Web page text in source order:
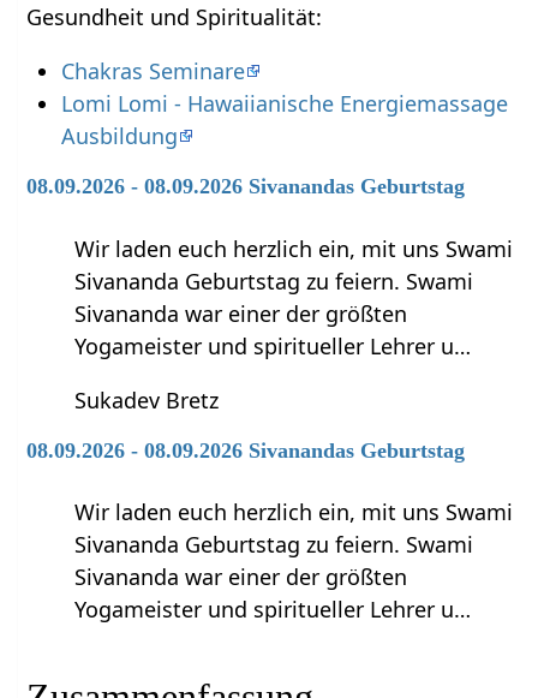
Gesundheit und Spiritualität:
Chakras Seminare
Lomi Lomi - Hawaiianische Energiemassage
Ausbildung
08.09.2026 - 08.09.2026 Sivanandas Geburtstag
Wir laden euch herzlich ein, mit uns Swami
Sivananda Geburtstag zu feiern. Swami
Sivananda war einer der größten
Yogameister und spiritueller Lehrer u…
Sukadev Bretz
08.09.2026 - 08.09.2026 Sivanandas Geburtstag
Wir laden euch herzlich ein, mit uns Swami
Sivananda Geburtstag zu feiern. Swami
Sivananda war einer der größten
Yogameister und spiritueller Lehrer u…